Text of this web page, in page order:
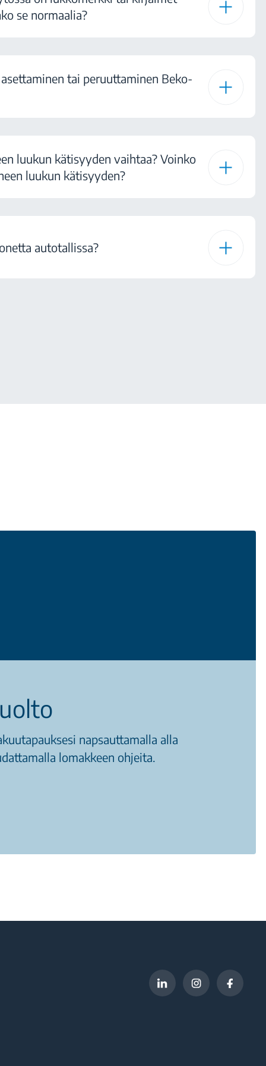
se normaalia?
tai peruuttaminen Beko-
luukun kätisyyden vaihtaa? Voinko
luukun kätisyyden?
autotallissa?
napsauttamalla alla
lomakkeen ohjeita.